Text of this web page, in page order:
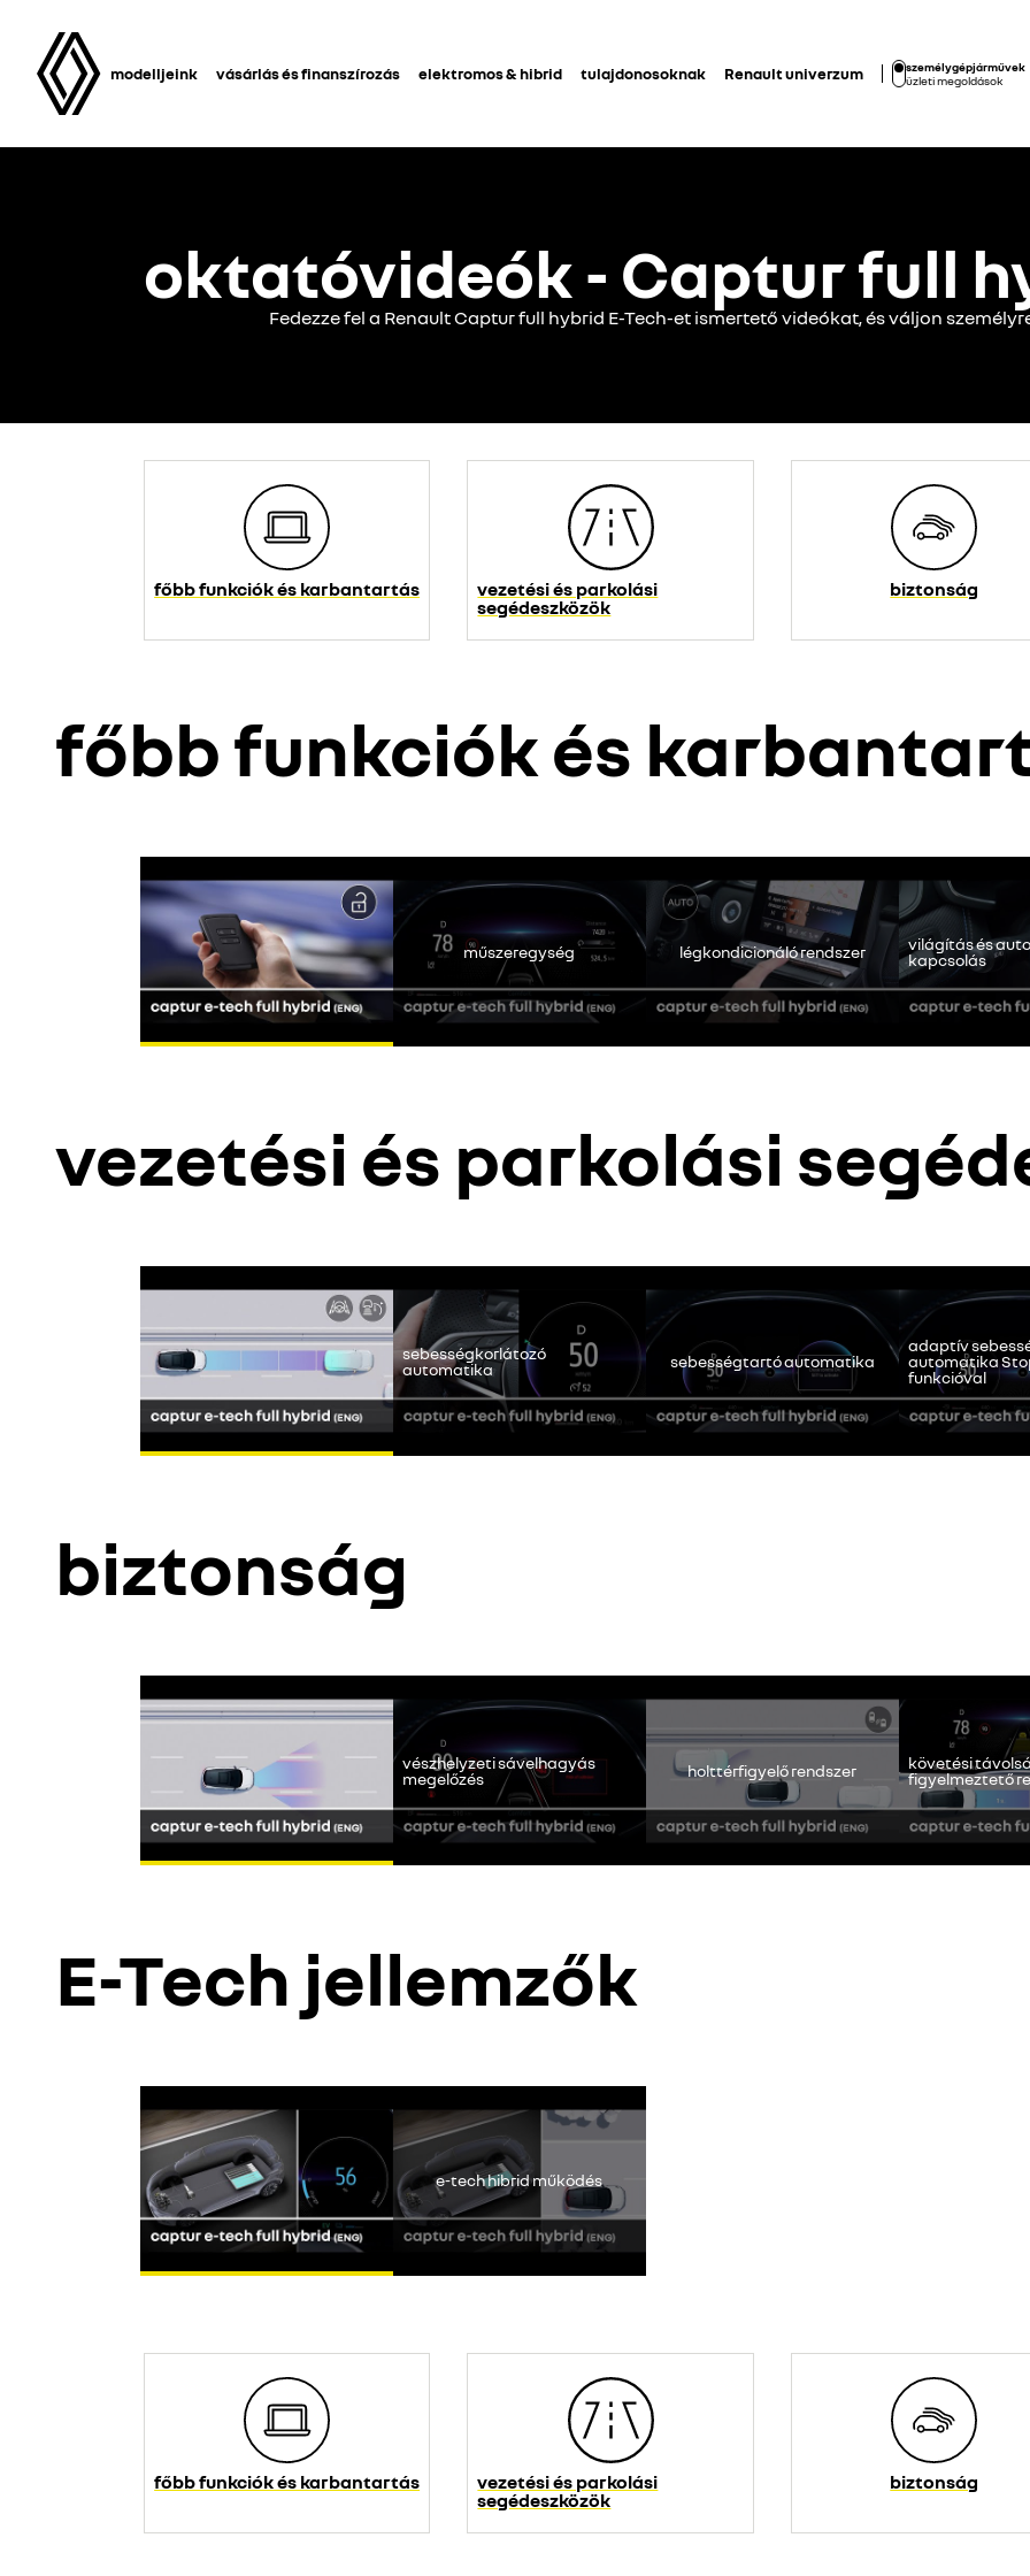
modelljeink vásárlás és finanszírozás elektromos & hibrid tulajdonosoknak Renault univerzum
személygépjárművek
üzleti megoldások
oktatóvideók - Captur full
Fedezze fel a Renault Captur full hybrid E-Tech-et ismertető videókat, és váljon
főbb funkciók és karbantartás
vezetési és parkolási
segédeszközök
biztonság
főbb funkciók és
mindent elutasítok mindent elfogadok
műszeregység légkondicionáló rendszer
világítás és
kapcsolás
vezetési és parkolási
mindent elutasítok mindent elfogadok
sebességkorlátozó
automatika
sebességtartó automatika
adaptív
automatika
funkcióval
biztonság
mindent elutasítok mindent elfogadok
vészhelyzeti sávelhagyás
megelőzés
holttérfigyelő rendszer
követési
figyelmeztető
E-Tech jellemzők
mindent elutasítok
e-tech hibrid működés
főbb funkciók és karbantartás
vezetési és parkolási
segédeszközök
biztonság